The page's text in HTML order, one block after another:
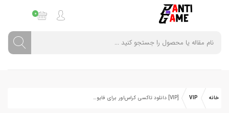
0
خانه VIP [VIP] دانلود تاکسی کراس‌اور برای فایوام